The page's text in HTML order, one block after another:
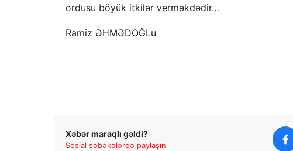
ordusu böyük itkilər verməkdədir…
Ramiz ƏHMƏDOĞLu
Xəbər maraqlı gəldi?
Sosial şəbəkələrdə paylaşın